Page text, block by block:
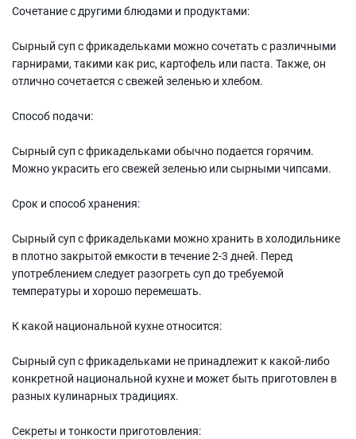
Сочетание с другими блюдами и продуктами:
Сырный суп с фрикадельками можно сочетать с различными
гарнирами, такими как рис, картофель или паста. Также, он
отлично сочетается с свежей зеленью и хлебом.
Способ подачи:
Сырный суп с фрикадельками обычно подается горячим.
Можно украсить его свежей зеленью или сырными чипсами.
Срок и способ хранения:
Сырный суп с фрикадельками можно хранить в холодильнике
в плотно закрытой емкости в течение 2-3 дней. Перед
употреблением следует разогреть суп до требуемой
температуры и хорошо перемешать.
К какой национальной кухне относится:
Сырный суп с фрикадельками не принадлежит к какой-либо
конкретной национальной кухне и может быть приготовлен в
разных кулинарных традициях.
Секреты и тонкости приготовления: